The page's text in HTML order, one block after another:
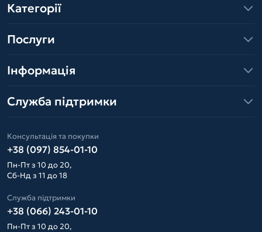
Категорії
Послуги
Інформація
Служба підтримки
Консультація та покупки
+38 (097) 854-01-10
Пн-Пт з 10 до 20,
Сб-Нд з 11 до 18
Служба підтримки
+38 (066) 243-01-10
Пн-Пт з 10 до 20,